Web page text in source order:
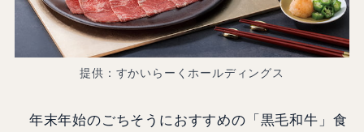
提供：すかいらーくホールディングス
年末年始のごちそうにおすすめの「黒毛和牛」食